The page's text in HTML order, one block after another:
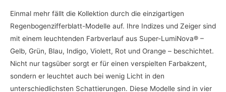
Einmal mehr fällt die Kollektion durch die einzigartigen
Regenbogenzifferblatt-Modelle auf. Ihre Indizes und Zeiger sind
mit einem leuchtenden Farbverlauf aus Super-LumiNova® –
Gelb, Grün, Blau, Indigo, Violett, Rot und Orange – beschichtet.
Nicht nur tagsüber sorgt er für einen verspielten Farbakzent,
sondern er leuchtet auch bei wenig Licht in den
unterschiedlichsten Schattierungen. Diese Modelle sind in vier